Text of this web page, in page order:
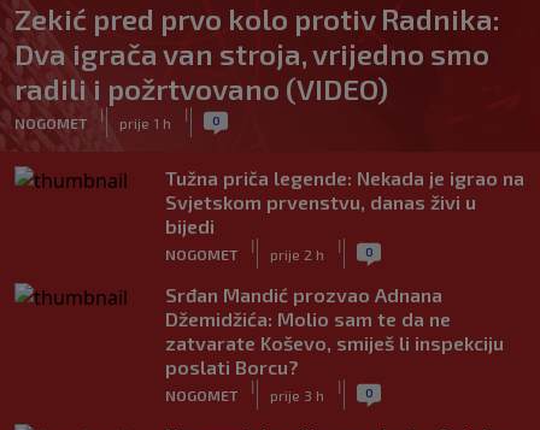
Zekić pred prvo kolo protiv Radnika:
Dva igrača van stroja, vrijedno smo
radili i požrtvovano (VIDEO)
NOGOMET
|
prije 1 h
| 0
Tužna priča legende: Nekada je igrao na
Svjetskom prvenstvu, danas živi u
bijedi
NOGOMET
|
prije 2 h
| 0
Srđan Mandić prozvao Adnana
Džemidžića: Molio sam te da ne
zatvarate Koševo, smiješ li inspekciju
poslati Borcu?
NOGOMET
|
prije 3 h
| 0